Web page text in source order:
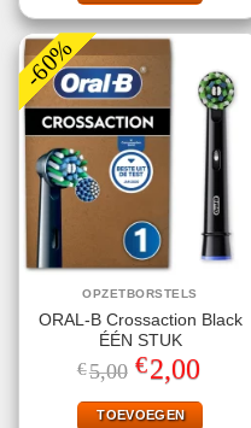
-60%
OPZETBORSTELS
ORAL-B Crossaction Black
ÉÉN STUK
€5,00 Oorspronkelijke
prijs
was:
€5,00.
€2,00
is:
€2,00.
TOEVOEGEN